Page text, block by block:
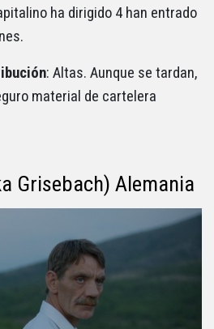
ha dirigido 4 han entrado
: Altas. Aunque se tardan,
material de cartelera
Grisebach) Alemania